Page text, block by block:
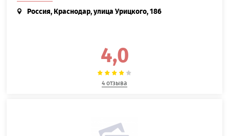
Россия, Краснодар, улица Урицкого, 186
4,0
4 отзыва